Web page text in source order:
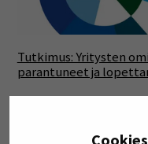
Tutkimus: Yritysten
parantuneet ja